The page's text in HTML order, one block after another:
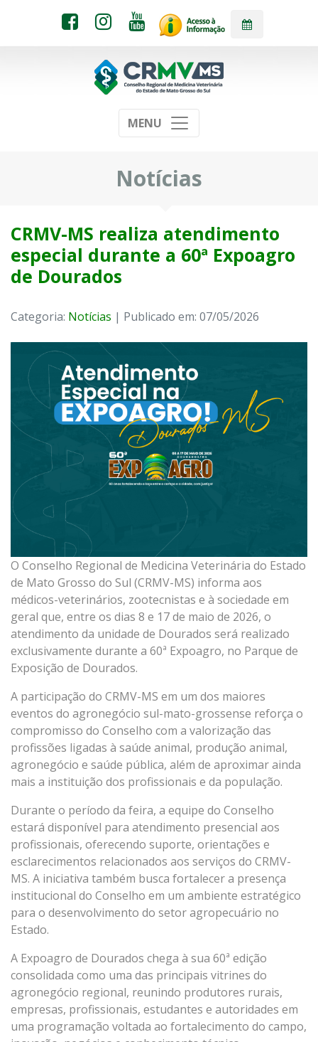
MENU
Notícias
CRMV-MS realiza atendimento
especial durante a 60ª Expoagro
de Dourados
Categoria: Notícias | Publicado em: 07/05/2026
O Conselho Regional de Medicina Veterinária do Estado
de Mato Grosso do Sul (CRMV-MS) informa aos
médicos-veterinários, zootecnistas e à sociedade em
geral que, entre os dias 8 e 17 de maio de 2026, o
atendimento da unidade de Dourados será realizado
exclusivamente durante a 60ª Expoagro, no Parque de
Exposição de Dourados.
A participação do CRMV-MS em um dos maiores
eventos do agronegócio sul-mato-grossense reforça o
compromisso do Conselho com a valorização das
profissões ligadas à saúde animal, produção animal,
agronegócio e saúde pública, além de aproximar ainda
mais a instituição dos profissionais e da população.
Durante o período da feira, a equipe do Conselho
estará disponível para atendimento presencial aos
profissionais, oferecendo suporte, orientações e
esclarecimentos relacionados aos serviços do CRMV-
MS. A iniciativa também busca fortalecer a presença
institucional do Conselho em um ambiente estratégico
para o desenvolvimento do setor agropecuário no
Estado.
A Expoagro de Dourados chega à sua 60ª edição
consolidada como uma das principais vitrines do
agronegócio regional, reunindo produtores rurais,
empresas, profissionais, estudantes e autoridades em
uma programação voltada ao fortalecimento do campo,